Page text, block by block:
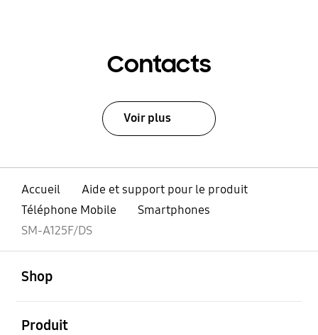
Contacts
Voir plus
Accueil
Aide et support pour le produit
Téléphone Mobile
Smartphones
SM-A125F/DS
Shop
Produit